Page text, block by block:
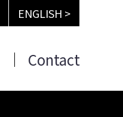
ENGLISH >
Contact